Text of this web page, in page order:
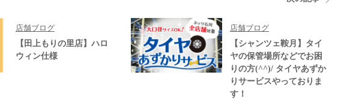
店舗ブログ
【田上もりの里店】ハロ
ウィン仕様
店舗ブログ
【シャンツェ鞍月】タイ
ヤの保管場所などでお困
りの方(^^)/ タイヤあずか
りサービスやっておりま
す！